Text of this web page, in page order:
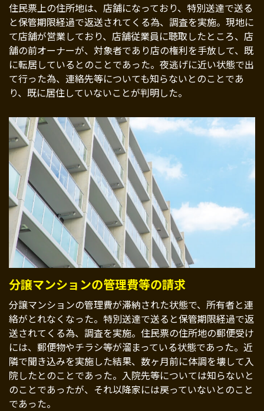
住民票上の住所地は、店舗になっており、特別送達で送る
と保管期限経過で返送されてくる為、調査を実施。現地に
て店舗が営業しており、店舗従業員に聴取したところ、店
舗の前オーナーが、対象者であり店の権利を手放して、既
に転居しているとのことであった。夜逃げに近い状態で出
て行った為、連絡先等についても知らないとのことであ
り、既に居住していないことが判明した。
分譲マンションの管理費等の請求
分譲マンションの管理費が滞納された状態で、所有者と連
絡がとれなくなった。特別送達で送ると保管期限経過で返
送されてくる為、調査を実施。住民票の住所地の郵便受け
には、郵便物やチラシ等が溜まっている状態であった。近
隣で聞き込みを実施した結果、数ヶ月前に体調を壊して入
院したとのことであった。入院先等については知らないと
のことであったが、それ以降家には戻っていないとのこと
であった。